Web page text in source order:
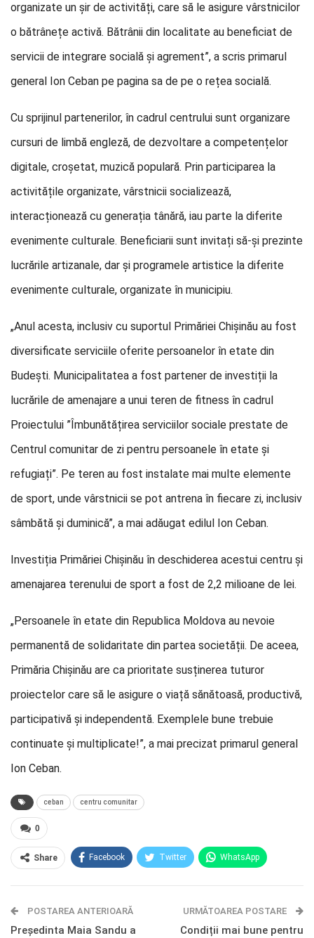
organizate un șir de activități, care să le asigure vârstnicilor
o bătrânețe activă. Bătrânii din localitate au beneficiat de
servicii de integrare socială și agrement”, a scris primarul
general Ion Ceban pe pagina sa de pe o rețea socială.
Cu sprijinul partenerilor, în cadrul centrului sunt organizare
cursuri de limbă engleză, de dezvoltare a competențelor
digitale, croșetat, muzică populară. Prin participarea la
activitățile organizate, vârstnicii socializează,
interacționează cu generația tânără, iau parte la diferite
evenimente culturale. Beneficiarii sunt invitați să-și prezinte
lucrările artizanale, dar și programele artistice la diferite
evenimente culturale, organizate în municipiu.
„Anul acesta, inclusiv cu suportul Primăriei Chișinău au fost
diversificate serviciile oferite persoanelor în etate din
Budești. Municipalitatea a fost partener de investiții la
lucrările de amenajare a unui teren de fitness în cadrul
Proiectului ”Îmbunătățirea serviciilor sociale prestate de
Centrul comunitar de zi pentru persoanele în etate și
refugiați”. Pe teren au fost instalate mai multe elemente
de sport, unde vârstnicii se pot antrena în fiecare zi, inclusiv
sâmbătă și duminică”, a mai adăugat edilul Ion Ceban.
Investiția Primăriei Chișinău în deschiderea acestui centru și
amenajarea terenului de sport a fost de 2,2 milioane de lei.
„Persoanele în etate din Republica Moldova au nevoie
permanentă de solidaritate din partea societății. De aceea,
Primăria Chișinău are ca prioritate susținerea tuturor
proiectelor care să le asigure o viață sănătoasă, productivă,
participativă și independentă. Exemplele bune trebuie
continuate și multiplicate!”, a mai precizat primarul general
Ion Ceban.
ceban centru comunitar
0
Share Facebook Twitter WhatsApp
Telegram OK.ru
POSTAREA ANTERIOARĂ
Președinta Maia Sandu a
URMĂTOAREA POSTARE
Condiții mai bune pentru